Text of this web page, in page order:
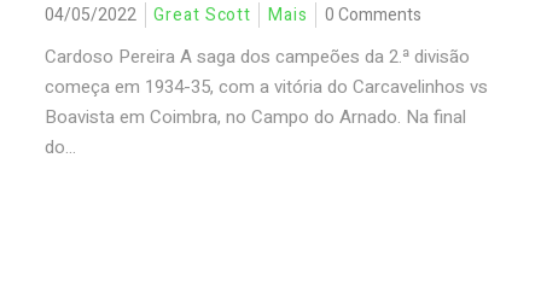
04/05/2022 Great Scott Mais 0 Comments
Cardoso Pereira A saga dos campeões da 2.ª divisão
começa em 1934-35, com a vitória do Carcavelinhos vs
Boavista em Coimbra, no Campo do Arnado. Na final
do...